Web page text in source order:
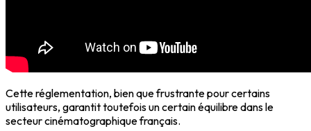
Cette réglementation, bien que frustrante pour certains
utilisateurs, garantit toutefois un certain équilibre dans le
secteur cinématographique français.